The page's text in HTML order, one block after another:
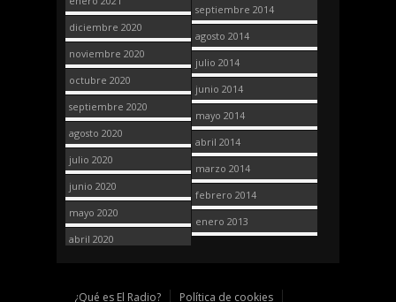
diciembre 2020
noviembre 2020
octubre 2020
septiembre 2020
agosto 2020
julio 2020
junio 2020
mayo 2020
abril 2020
septiembre 2014
agosto 2014
julio 2014
junio 2014
mayo 2014
abril 2014
marzo 2014
febrero 2014
enero 2013
¿Qué es El Radio? Política de cookies